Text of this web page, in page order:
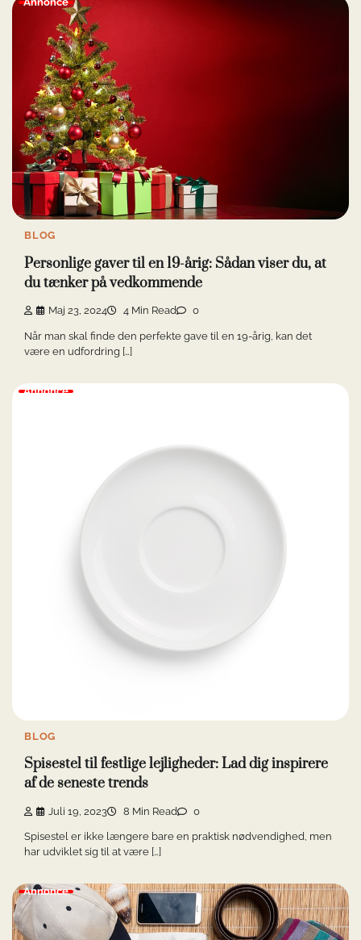
BLOG
Personlige gaver til en 19-årig: Sådan viser du, at
du tænker på vedkommende
Maj 23, 2024 4 Min Read 0
Når man skal finde den perfekte gave til en 19-årig, kan det
være en udfordring […]
Annonce
BLOG
Spisestel til festlige lejligheder: Lad dig inspirere
af de seneste trends
Juli 19, 2023 8 Min Read 0
Spisestel er ikke længere bare en praktisk nødvendighed, men
har udviklet sig til at være […]
Annonce